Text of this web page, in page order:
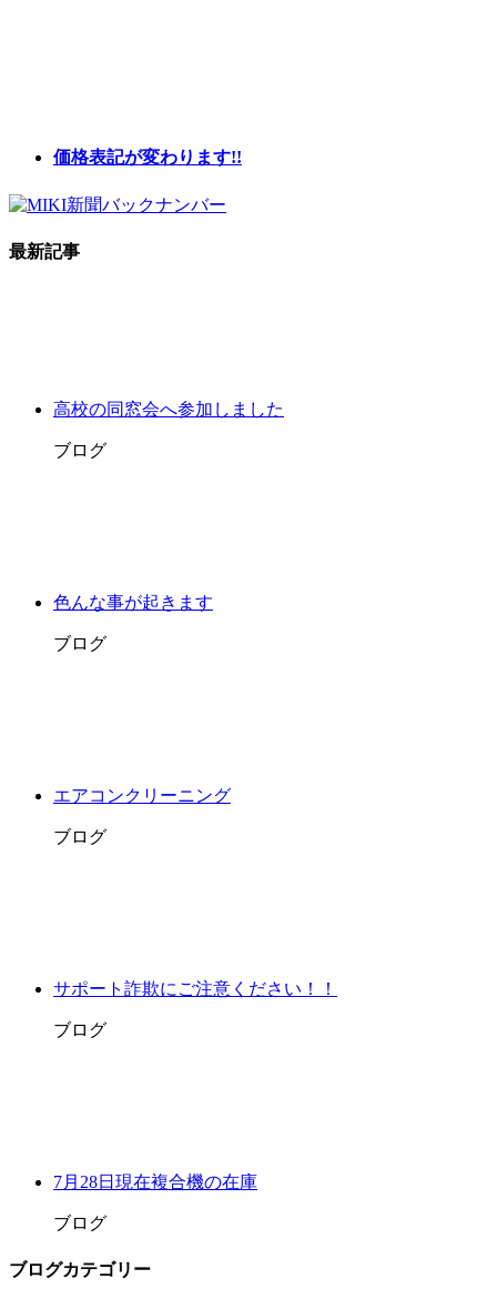
価格表記が変わります!!
最新記事
高校の同窓会へ参加しました
ブログ
色んな事が起きます
ブログ
エアコンクリーニング
ブログ
サポート詐欺にご注意ください！！
ブログ
7月28日現在複合機の在庫
ブログ
ブログカテゴリー